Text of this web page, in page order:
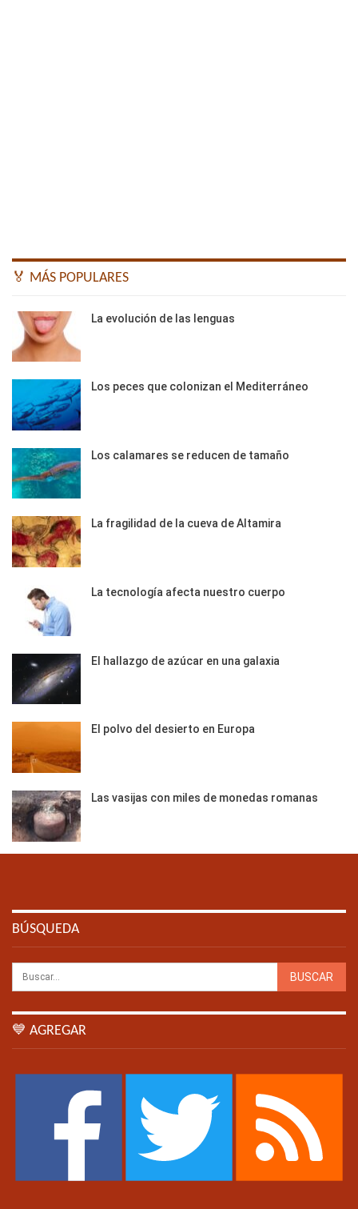
🏅 MÁS POPULARES
La evolución de las lenguas
Los peces que colonizan el Mediterráneo
Los calamares se reducen de tamaño
La fragilidad de la cueva de Altamira
La tecnología afecta nuestro cuerpo
El hallazgo de azúcar en una galaxia
El polvo del desierto en Europa
Las vasijas con miles de monedas romanas
BÚSQUEDA
💙 AGREGAR